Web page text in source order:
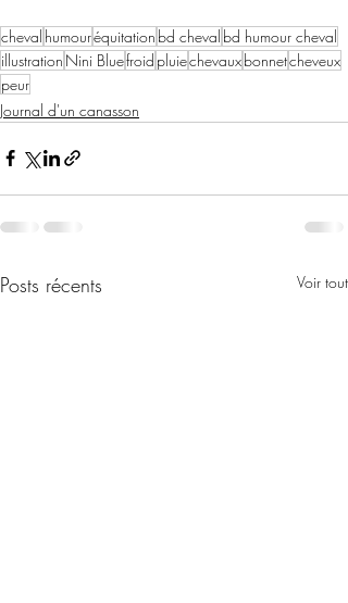
cheval humouréquitation bd cheval bd humour cheval
illustration Nini Bluefroid pluiechevauxbonnetcheveux
peur
Journal d'un canasson
Posts récents Voir tout